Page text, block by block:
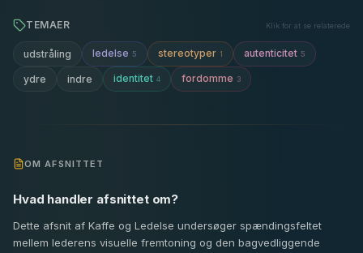
TEMAER Klik for at se relaterede
udstråling ledelse 5 stereotyper 1 autenticitet 5
ydre indre identitet 4 fordomme 3
OM AFSNITTET
Hvad handler afsnittet om?
Dette afsnit af Kaffe og Ledelse undersøger spændingsfeltet
mellem lederens visuelle fremtoning og den bagvedliggende